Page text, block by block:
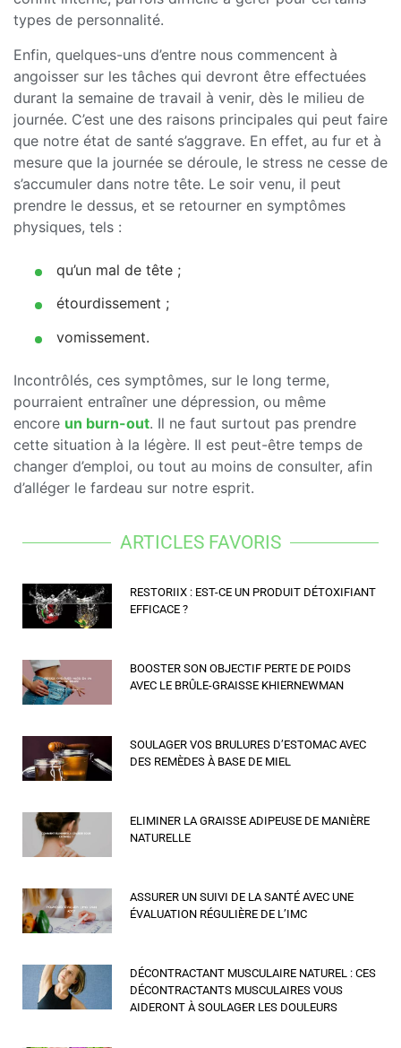
types de personnalité.
Enfin, quelques-uns d’entre nous commencent à
angoisser sur les tâches qui devront être effectuées
durant la semaine de travail à venir, dès le milieu de
journée. C’est une des raisons principales qui peut faire
que notre état de santé s’aggrave. En effet, au fur et à
mesure que la journée se déroule, le stress ne cesse de
s’accumuler dans notre tête. Le soir venu, il peut
prendre le dessus, et se retourner en symptômes
physiques, tels :
qu’un mal de tête ;
étourdissement ;
vomissement.
Incontrôlés, ces symptômes, sur le long terme,
pourraient entraîner une dépression, ou même
encore un burn-out. Il ne faut surtout pas prendre
cette situation à la légère. Il est peut-être temps de
changer d’emploi, ou tout au moins de consulter, afin
d’alléger le fardeau sur notre esprit.
ARTICLES FAVORIS
RESTORIIX : EST-CE UN PRODUIT DÉTOXIFIANT
EFFICACE ?
BOOSTER SON OBJECTIF PERTE DE POIDS
AVEC LE BRÛLE-GRAISSE KHIERNEWMAN
SOULAGER VOS BRULURES D’ESTOMAC AVEC
DES REMÈDES À BASE DE MIEL
ELIMINER LA GRAISSE ADIPEUSE DE MANIÈRE
NATURELLE
ASSURER UN SUIVI DE LA SANTÉ AVEC UNE
ÉVALUATION RÉGULIÈRE DE L’IMC
DÉCONTRACTANT MUSCULAIRE NATUREL : CES
DÉCONTRACTANTS MUSCULAIRES VOUS
AIDERONT À SOULAGER LES DOULEURS